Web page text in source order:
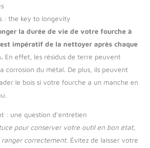
: the key to longevity
la durée de vie de votre fourche à
impératif de la nettoyer après chaque
En effet, les résidus de terre peuvent
corrosion du métal. De plus, ils peuvent
le bois si votre fourche a un manche en
: une question d’entretien
pour conserver votre outil en bon état,
ranger correctement. Évitez de laisser votre